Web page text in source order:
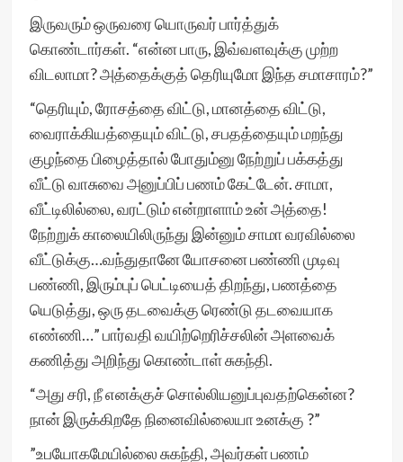
இருவரும் ஒருவரை யொருவர் பார்த்துக்
கொண்டார்கள். “என்ன பாரு, இவ்வளவுக்கு முற்ற
விடலாமா? அத்தைக்குத் தெரியுமோ இந்த சமாசாரம்?”
“தெரியும், ரோசத்தை விட்டு, மானத்தை விட்டு,
வைராக்கியத்தையும் விட்டு, சபதத்தையும் மறந்து
குழந்தை பிழைத்தால் போதும்னு நேற்றுப் பக்கத்து
வீட்டு வாசுவை அனுப்பிப் பணம் கேட்டேன். சாமா,
வீட்டிலில்லை, வரட்டும் என்றாளாம் உன் அத்தை!
நேற்றுக் காலையிலிருந்து இன்னும் சாமா வரவில்லை
வீட்டுக்கு…வந்துதானே யோசனை பண்ணி முடிவு
பண்ணி, இரும்புப் பெட்டியைத் திறந்து, பணத்தை
யெடுத்து, ஒரு தடவைக்கு ரெண்டு தடவையாக
எண்ணி…” பார்வதி வயிற்றெரிச்சலின் அளவைக்
கணித்து அறிந்து கொண்டாள் சுகந்தி.
“அது சரி, நீ எனக்குச் சொல்லியனுப்புவதற்கென்ன?
நான் இருக்கிறதே நினைவில்லையா உனக்கு ?”
”உபயோகமேயில்லை சுகந்தி, அவர்கள் பணம்